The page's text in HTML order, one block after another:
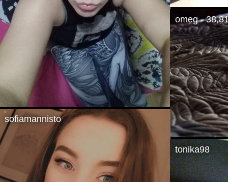
omeg -
sofiamannisto
tonika98